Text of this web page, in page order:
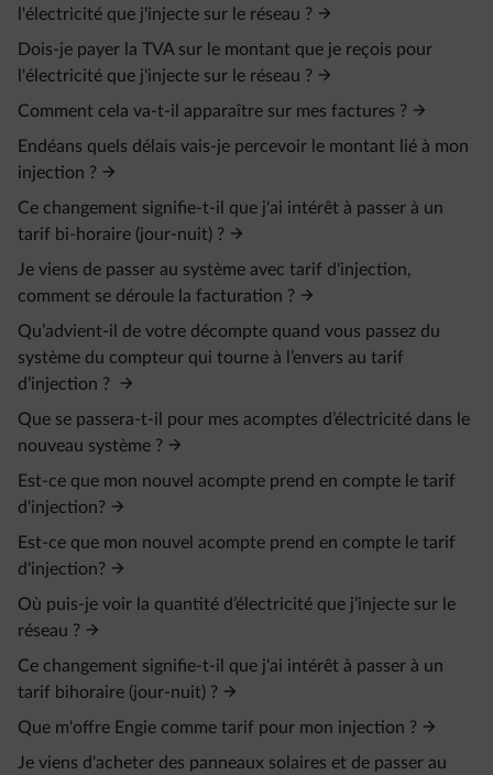
l'électricité que j'injecte sur le réseau ?
Dois-je payer la TVA sur le montant que je reçois pour
l'électricité que j'injecte sur le réseau ?
Comment cela va-t-il apparaître sur mes factures ?
Endéans quels délais vais-je percevoir le montant lié à mon
injection ?
Ce changement signifie-t-il que j'ai intérêt à passer à un
tarif bi-horaire (jour-nuit) ?
Je viens de passer au système avec tarif d'injection,
comment se déroule la facturation ?
Qu’advient-il de votre décompte quand vous passez du
système du compteur qui tourne à l’envers au tarif
d’injection ?
Que se passera-t-il pour mes acomptes d’électricité dans le
nouveau système ?
Est-ce que mon nouvel acompte prend en compte le tarif
d'injection?
Est-ce que mon nouvel acompte prend en compte le tarif
d'injection?
Où puis-je voir la quantité d’électricité que j’injecte sur le
réseau ?
Ce changement signifie-t-il que j'ai intérêt à passer à un
tarif bihoraire (jour-nuit) ?
Que m'offre Engie comme tarif pour mon injection ?
Je viens d'acheter des panneaux solaires et de passer au